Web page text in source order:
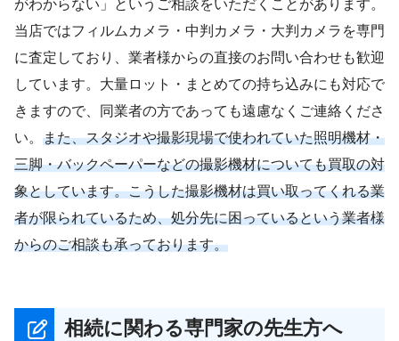
がわからない」というご相談をいただくことがあります。
当店ではフィルムカメラ・中判カメラ・大判カメラを専門
に査定しており、業者様からの直接のお問い合わせも歓迎
しています。大量ロット・まとめての持ち込みにも対応で
きますので、同業者の方であっても遠慮なくご連絡くださ
い。 また、スタジオや撮影現場で使われていた照明機材・
三脚・バックペーパーなどの撮影機材についても買取の対
象としています。こうした撮影機材は買い取ってくれる業
者が限られているため、処分先に困っているという業者様
からのご相談も承っております。
相続に関わる専門家の先生方へ